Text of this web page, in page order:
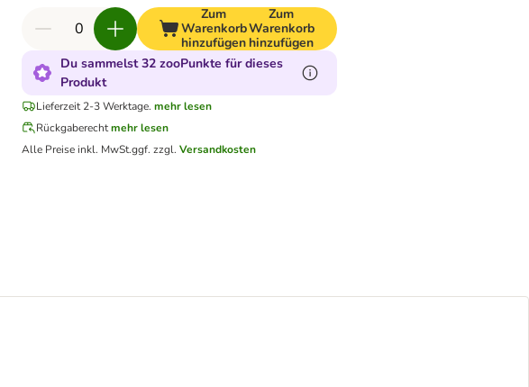
Zum
Warenkorb
hinzufügen
Zum
Warenkorb
hinzufügen
Du sammelst 32 zooPunkte für dieses
Produkt
Lieferzeit 2-3 Werktage. mehr lesen
Rückgaberecht mehr lesen
Alle Preise inkl. MwSt.ggf. zzgl. Versandkosten